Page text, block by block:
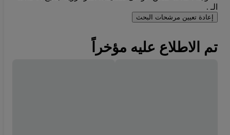
الـ .
إعادة تعيين مرشحات البحث
تم الاطلاع عليه مؤخراً